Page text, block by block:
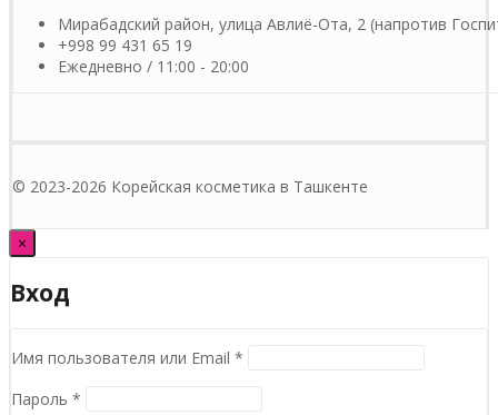
Мирабадский район, улица Авлиё-Ота, 2 (напротив
+998 99 431 65 19
Ежедневно / 11:00 - 20:00
© 2023-2026 Корейская косметика в Ташкенте
×
Вход
Имя пользователя или Email *
Пароль *